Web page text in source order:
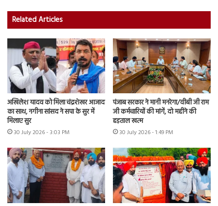
Related Articles
अखिलेश यादव को मिला चंद्रशेखर आजाद
का साथ, नगीना सांसद ने सपा के सुर में
मिलाए सुर
30 July 2026 - 3:03 PM
पंजाब सरकार ने मानी मनरेगा/वीबी जी राम
जी कर्मचारियों की मांगें, दो महीने की
हड़ताल खत्म
30 July 2026 - 1:49 PM